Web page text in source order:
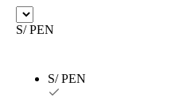
S/ PEN
S/ PEN